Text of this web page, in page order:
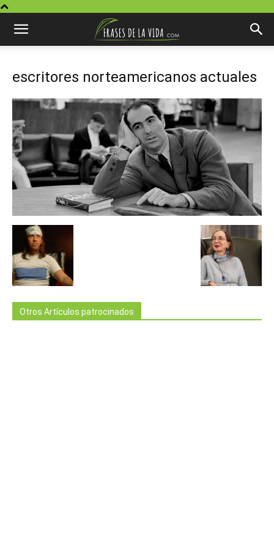
escritores norteamericanos actuales
Otros Artículos patrocinados